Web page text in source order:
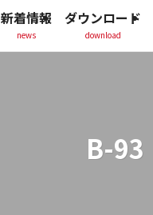
B-93
新着情報
news
ダウンロード
download